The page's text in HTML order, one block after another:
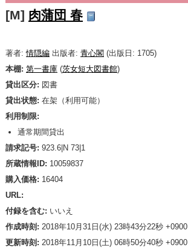
[M] 肉蒲団 春
著者:情隠編 出版者: 青心閣 (出版日: 1705)
本棚: 第一書庫 (茨女短大図書館)
貸出区分: 図書
貸出状態: 在架（利用可能）
利用制限:
通常期間貸出
請求記号: 923.6|N 73|1
所蔵情報ID: 10059837
購入価格: 16404
URL:
付録を含む: いいえ
作成時刻: 2018年10月31日(水) 23時43分22秒 +0900
更新時刻: 2018年11月10日(土) 06時50分40秒 +0900